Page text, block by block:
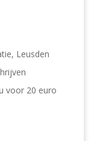
Leusden
voor 20 euro